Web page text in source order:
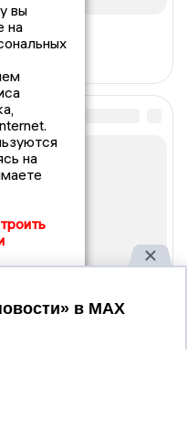
вы
на
на